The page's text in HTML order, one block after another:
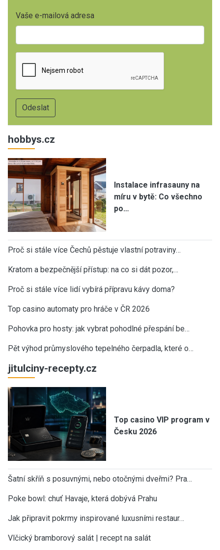
Vaše e-mailová adresa
hobbys.cz
Instalace infrasauny na
míru v bytě: Co všechno
po…
Proč si stále více Čechů pěstuje vlastní potraviny…
Kratom a bezpečnější přístup: na co si dát pozor,…
Proč si stále více lidí vybírá přípravu kávy doma?
Top casino automaty pro hráče v ČR 2026
Pohovka pro hosty: jak vybrat pohodlné přespání be…
Pět výhod průmyslového tepelného čerpadla, které o…
jitulciny-recepty.cz
Top casino VIP program v
Česku 2026
Šatní skříň s posuvnými, nebo otočnými dveřmi? Pra…
Poke bowl: chuť Havaje, která dobývá Prahu
Jak připravit pokrmy inspirované luxusními restaur…
Vlčický bramborový salát | recept na salát